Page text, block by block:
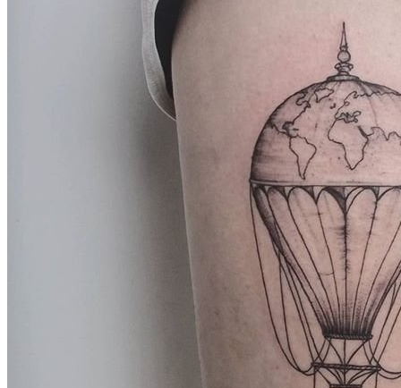
： 服务号：laobingwenshen 订阅号：laobing66666 打造国
文资讯！精美纹身图案及手稿 纹身作品 一站搞定！回复相
问千万素材的微官网，中国最强最全纹身图案尽在其中！